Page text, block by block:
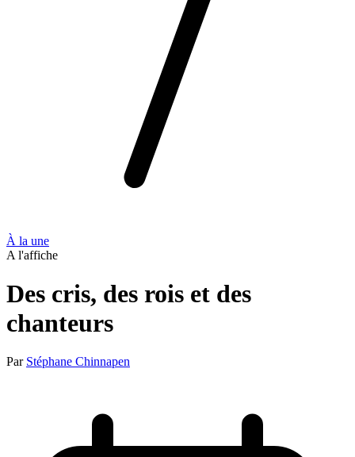
À la une
A l'affiche
Des cris, des rois et des
chanteurs
Par Stéphane Chinnapen